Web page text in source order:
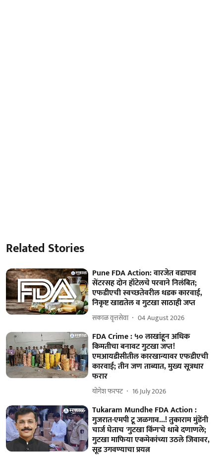
Related Stories
Pune FDA Action: वारजेत वडापाव
सेंटरसह दोन हॉटेलचे परवाने निलंबित;
एफडीएची स्वच्छतेवरील धडक कारवाई,
निकृष्ट खाद्यतेल व गुटखा साठाही जप्त
सकाळ वृत्तसेवा 04 August 2026
FDA Crime : ५० लाखांहून अधिक
किमतीचा बनावट गुटखा जप्त!
एमआयडीसीतील कारखान्यावर एफडीएची
कारवाई; तीन जण ताब्यात, मुख्य सूत्रधार
फरार
योगेश फरपट 16 July 2026
Tukaram Mundhe FDA Action :
गुजरात-एमपी टू जळगाव...! तुकाराम मुंडेंनी
चार्ज घेताच 'गुटखा किंग'चे धाबे दणाणले;
गुटखा माफिया एकमेकांच्या उठले जिवावर,
सूड उगवण्याचा प्रयत्न